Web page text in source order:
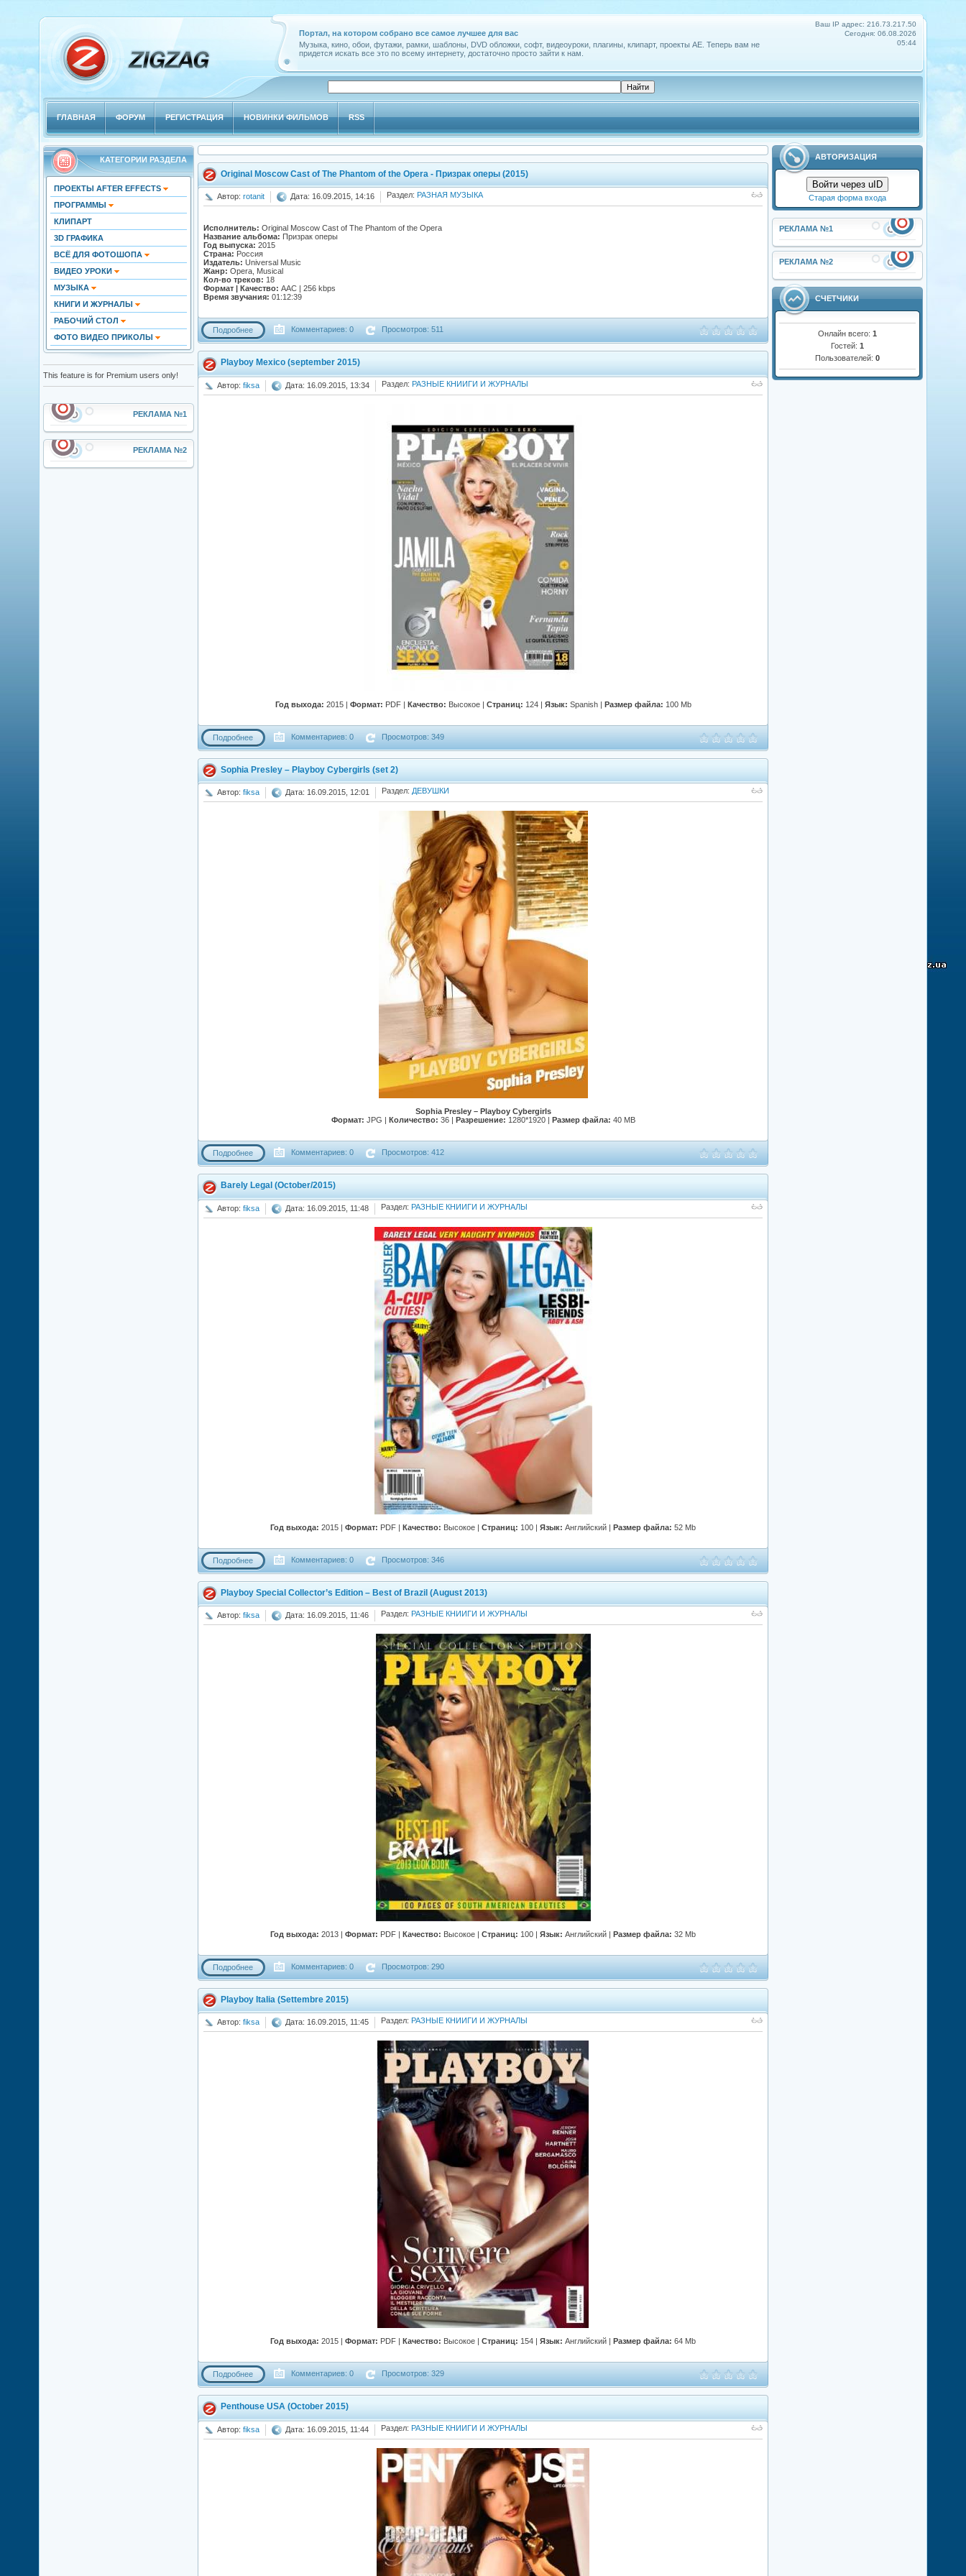
Ваш IP адрес: 216.73.217.50
Сегодня: 06.08.2026
05:44
Портал, на котором собрано все самое лучшее для вас
Музыка, кино, обои, футажи, рамки, шаблоны, DVD обложки, софт, видеоуроки, плагины, клипарт, проекты АЕ. Теперь вам не
придется искать все это по всему интернету, достаточно просто зайти к нам.
ГЛАВНАЯ ФОРУМ РЕГИСТРАЦИЯ НОВИНКИ ФИЛЬМОВ RSS
КАТЕГОРИИ РАЗДЕЛА
ПРОЕКТЫ AFTER EFFECTS
ПРОГРАММЫ
КЛИПАРТ
3D ГРАФИКА
ВСЁ ДЛЯ ФОТОШОПА
ВИДЕО УРОКИ
МУЗЫКА
КНИГИ И ЖУРНАЛЫ
РАБОЧИЙ СТОЛ
ФОТО ВИДЕО ПРИКОЛЫ
This feature is for Premium users only!
РЕКЛАМА №1
РЕКЛАМА №2
АВТОРИЗАЦИЯ
Войти через uID
Старая форма входа
РЕКЛАМА №1
РЕКЛАМА №2
СЧЕТЧИКИ
Онлайн всего:1
Гостей:1
Пользователей:0
Original Moscow Cast of The Phantom of the Opera - Призрак оперы (2015)
Автор: rotanit Дата: 16.09.2015, 14:16 Раздел: РАЗНАЯ МУЗЫКА
Исполнитель: Original Moscow Cast of The Phantom of the Opera
Название альбома: Призрак оперы
Год выпуска: 2015
Страна: Россия
Издатель: Universal Music
Жанр: Opera, Musical
Кол-во треков: 18
Формат | Качество: AAC | 256 kbps
Время звучания: 01:12:39
Подробнее Комментариев: 0 Просмотров: 511
Playboy Mexico (september 2015)
Автор: fiksa Дата: 16.09.2015, 13:34 Раздел: РАЗНЫЕ КНИИГИ И ЖУРНАЛЫ
Год выхода: 2015 | Формат: PDF | Качество: Высокое | Страниц: 124 | Язык: Spanish | Размер файла: 100 Mb
Подробнее Комментариев: 0 Просмотров: 349
Sophia Presley – Playboy Cybergirls (set 2)
Автор: fiksa Дата: 16.09.2015, 12:01 Раздел: ДЕВУШКИ
Sophia Presley – Playboy Cybergirls
Формат: JPG | Количество: 36 | Разрешение: 1280*1920 | Размер файла: 40 MB
Подробнее Комментариев: 0 Просмотров: 412
Barely Legal (October/2015)
Автор: fiksa Дата: 16.09.2015, 11:48 Раздел: РАЗНЫЕ КНИИГИ И ЖУРНАЛЫ
Год выхода: 2015 | Формат: PDF | Качество: Высокое | Страниц: 100 | Язык: Английский | Размер файла: 52 Mb
Подробнее Комментариев: 0 Просмотров: 346
Playboy Special Collector’s Edition – Best of Brazil (August 2013)
Автор: fiksa Дата: 16.09.2015, 11:46 Раздел: РАЗНЫЕ КНИИГИ И ЖУРНАЛЫ
Год выхода: 2013 | Формат: PDF | Качество: Высокое | Страниц: 100 | Язык: Английский | Размер файла: 32 Mb
Подробнее Комментариев: 0 Просмотров: 290
Playboy Italia (Settembre 2015)
Автор: fiksa Дата: 16.09.2015, 11:45 Раздел: РАЗНЫЕ КНИИГИ И ЖУРНАЛЫ
Год выхода: 2015 | Формат: PDF | Качество: Высокое | Страниц: 154 | Язык: Английский | Размер файла: 64 Mb
Подробнее Комментариев: 0 Просмотров: 329
Penthouse USA (October 2015)
Автор: fiksa Дата: 16.09.2015, 11:44 Раздел: РАЗНЫЕ КНИИГИ И ЖУРНАЛЫ